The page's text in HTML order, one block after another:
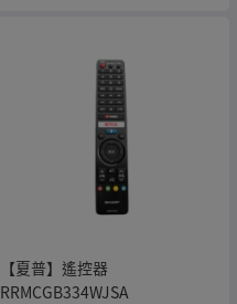
【夏普】遙控器
RRMCGB334WJSA